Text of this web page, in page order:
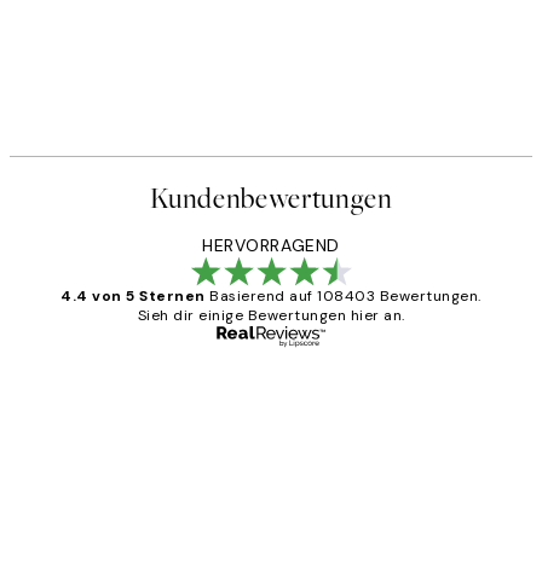
Kundenbewertungen
HERVORRAGEND
4.4 von 5 Sternen Basierend auf 108403 Bewertungen.
Sieh dir einige Bewertungen hier an.